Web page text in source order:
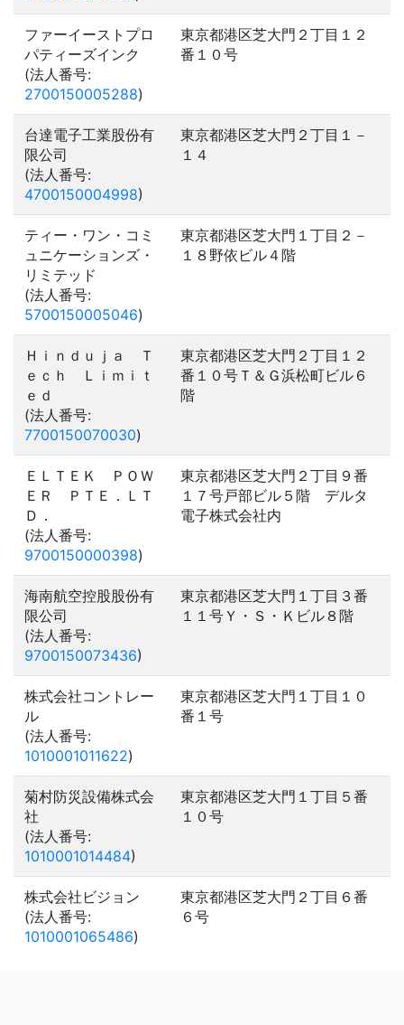
ファーイーストプロ
パティーズインク
(法人番号:
2700150005288)
東京都港区芝大門２丁目１２
番１０号
台達電子工業股份有
限公司
(法人番号:
4700150004998)
東京都港区芝大門２丁目１－
１４
ティー・ワン・コミ
ュニケーションズ・
リミテッド
(法人番号:
5700150005046)
東京都港区芝大門１丁目２－
１８野依ビル４階
Ｈｉｎｄｕｊａ Ｔ
ｅｃｈ Ｌｉｍｉｔ
ｅｄ
(法人番号:
7700150070030)
東京都港区芝大門２丁目１２
番１０号Ｔ＆Ｇ浜松町ビル６
階
ＥＬＴＥＫ ＰＯＷ
ＥＲ ＰＴＥ．ＬＴ
Ｄ．
(法人番号:
9700150000398)
東京都港区芝大門２丁目９番
１７号戸部ビル５階 デルタ
電子株式会社内
海南航空控股股份有
限公司
(法人番号:
9700150073436)
東京都港区芝大門１丁目３番
１１号Ｙ・Ｓ・Ｋビル８階
株式会社コントレー
ル
(法人番号:
1010001011622)
東京都港区芝大門１丁目１０
番１号
菊村防災設備株式会
社
(法人番号:
1010001014484)
東京都港区芝大門１丁目５番
１０号
株式会社ビジョン
(法人番号:
1010001065486)
東京都港区芝大門２丁目６番
６号